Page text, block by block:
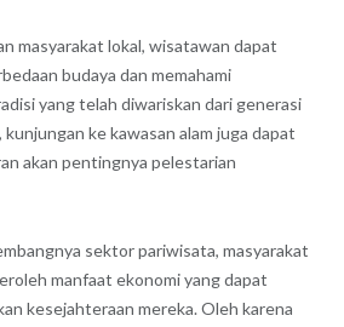
masyarakat lokal, wisatawan dapat
budaya dan memahami
yang telah diwariskan dari generasi
kunjungan ke kawasan alam juga dapat
akan pentingnya pelestarian
sektor pariwisata, masyarakat
manfaat ekonomi yang dapat
kesejahteraan mereka. Oleh karena